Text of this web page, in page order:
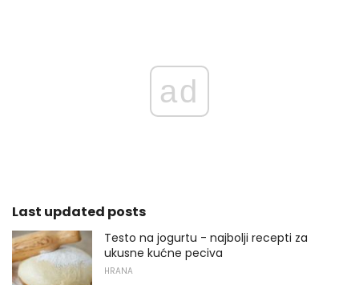
ad
Last updated posts
Testo na jogurtu - najbolji recepti za
ukusne kućne peciva
HRANA